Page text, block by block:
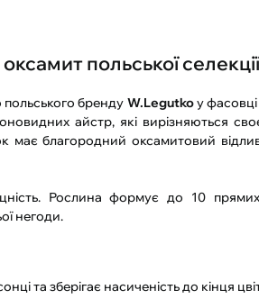
польської
польського бренду W.Legutkoу
айстр, які вирізняються
має благородний оксамитовий
Рослина формує до 10 прямих,
негоди.
та зберігає насиченість до кінця